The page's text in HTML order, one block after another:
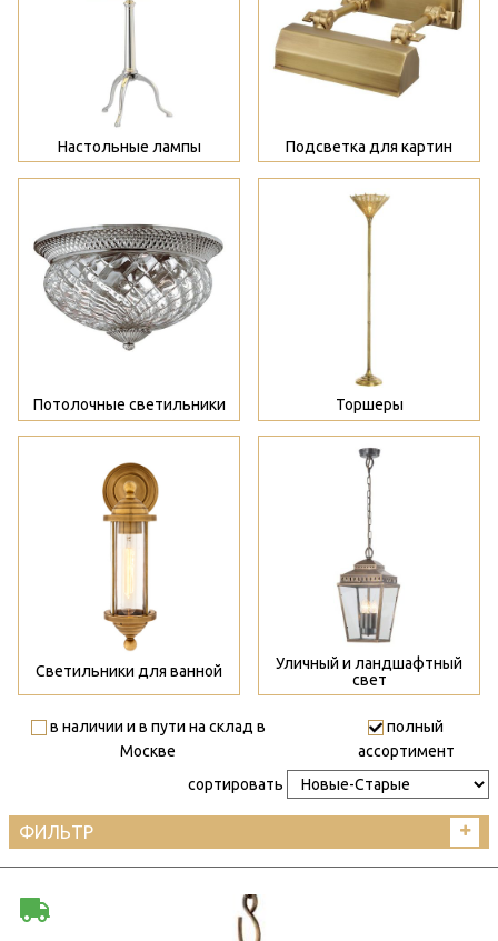
Настольные лампы Подсветка для картин
Потолочные светильники
>
Торшеры
>
Светильники для ванной
>
Уличный и ландшафтный
свет
в наличии и в пути на склад в
Москве
полный
ассортимент
сортировать
ФИЛЬТР